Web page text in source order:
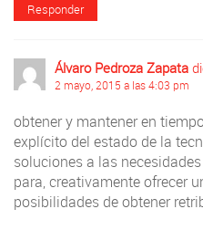
Responder
Álvaro Pedroza Zapata
2 mayo, 2015 a las 4:03 pm
obtener y mantener en
explícito del estado de la
soluciones a las
para, creativamente ofrecer
posibilidades de obtener